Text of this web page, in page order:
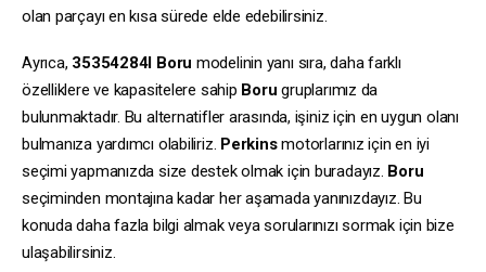
olan parçayı en kısa sürede elde edebilirsiniz.
Ayrıca, 35354284I Boru modelinin yanı sıra, daha farklı
özelliklere ve kapasitelere sahip Boru gruplarımız da
bulunmaktadır. Bu alternatifler arasında, işiniz için en uygun olanı
bulmanıza yardımcı olabiliriz. Perkinsmotorlarınız için en iyi
seçimi yapmanızda size destek olmak için buradayız. Boru
seçiminden montajına kadar her aşamada yanınızdayız. Bu
konuda daha fazla bilgi almak veya sorularınızı sormak için bize
ulaşabilirsiniz.